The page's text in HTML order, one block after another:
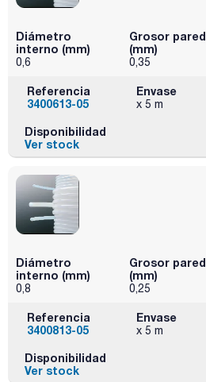
Diámetro
interno (mm)
0,6
Grosor pared
(mm)
0,35
Referencia
3400613-05
Envase
x 5 m
Disponibilidad
Ver stock
Diámetro
interno (mm)
0,8
Grosor pared
(mm)
0,25
Referencia
3400813-05
Envase
x 5 m
Disponibilidad
Ver stock